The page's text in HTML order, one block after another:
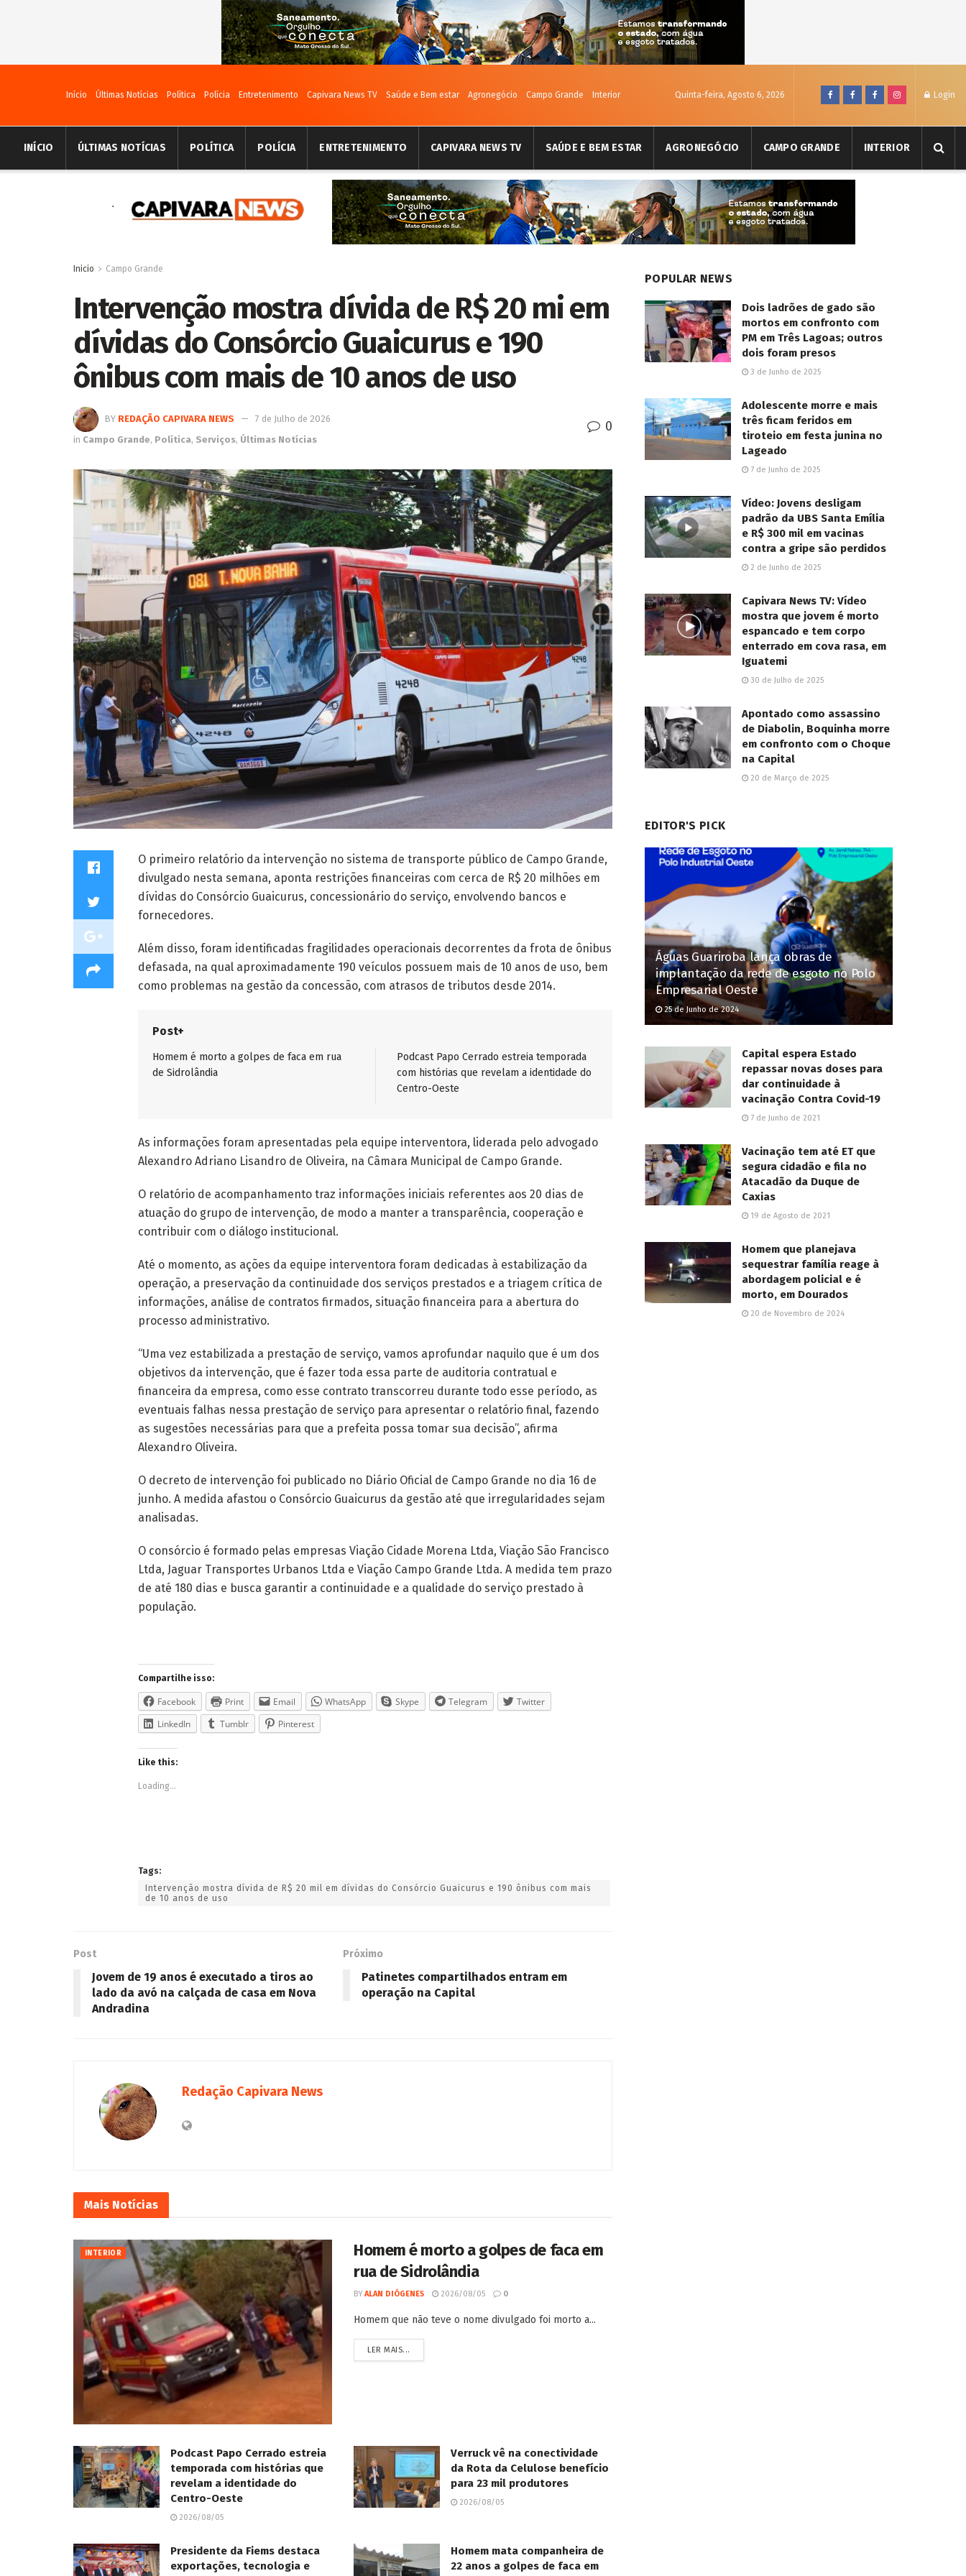
Início Últimas Notícias Política Polícia Entretenimento Capivara News TV Saúde e Bem estar Agronegócio Campo Grande Interior Quinta-feira, Agosto 6, 2026 Login
INÍCIO ÚLTIMAS NOTÍCIAS POLÍTICA POLÍCIA ENTRETENIMENTO CAPIVARA NEWS TV SAÚDE E BEM ESTAR AGRONEGÓCIO CAMPO GRANDE INTERIOR
Inicio Campo Grande
Intervenção mostra dívida de R$ 20 mi em
dívidas do Consórcio Guaicurus e 190
ônibus com mais de 10 anos de uso
BY REDAÇÃO CAPIVARA NEWS
7 de Julho de 2026
in Campo Grande, Política, Serviços, Últimas Notícias
0
O primeiro relatório da intervenção no sistema de transporte público de Campo Grande,
divulgado nesta semana, aponta restrições financeiras com cerca de R$ 20 milhões em
dívidas do Consórcio Guaicurus, concessionário do serviço, envolvendo bancos e
fornecedores.
Além disso, foram identificadas fragilidades operacionais decorrentes da frota de ônibus
defasada, na qual aproximadamente 190 veículos possuem mais de 10 anos de uso, bem
como problemas na gestão da concessão, com atrasos de tributos desde 2014.
Post+
Homem é morto a golpes de faca em rua
de Sidrolândia
Podcast Papo Cerrado estreia temporada
com histórias que revelam a identidade do
Centro-Oeste
As informações foram apresentadas pela equipe interventora, liderada pelo advogado
Alexandro Adriano Lisandro de Oliveira, na Câmara Municipal de Campo Grande.
O relatório de acompanhamento traz informações iniciais referentes aos 20 dias de
atuação do grupo de intervenção, de modo a manter a transparência, cooperação e
contribuir com o diálogo institucional.
Até o momento, as ações da equipe interventora foram dedicadas à estabilização da
operação, a preservação da continuidade dos serviços prestados e a triagem crítica de
informações, análise de contratos firmados, situação financeira para a abertura do
processo administrativo.
“Uma vez estabilizada a prestação de serviço, vamos aprofundar naquilo que é um dos
objetivos da intervenção, que é fazer toda essa parte de auditoria contratual e
financeira da empresa, como esse contrato transcorreu durante todo esse período, as
eventuais falhas nessa prestação de serviço para apresentar o relatório final, fazendo
as sugestões necessárias para que a prefeita possa tomar sua decisão”, afirma
Alexandro Oliveira.
O decreto de intervenção foi publicado no Diário Oficial de Campo Grande no dia 16 de
junho. A medida afastou o Consórcio Guaicurus da gestão até que irregularidades sejam
analisadas.
O consórcio é formado pelas empresas Viação Cidade Morena Ltda, Viação São Francisco
Ltda, Jaguar Transportes Urbanos Ltda e Viação Campo Grande Ltda. A medida tem prazo
de até 180 dias e busca garantir a continuidade e a qualidade do serviço prestado à
população.
Compartilhe isso:
Facebook Print Email WhatsApp Skype Telegram
Twitter
LinkedIn
Tumblr Pinterest
Like this:
Loading...
Tags:
Intervenção mostra dívida de R$ 20 mil em dívidas do Consórcio Guaicurus e 190 ônibus com mais
de 10 anos de uso
Post
Jovem de 19 anos é executado a tiros ao
lado da avó na calçada de casa em Nova
Andradina
Próximo
Patinetes compartilhados entram em
operação na Capital
Redação Capivara News
Mais Notícias
INTERIOR
Homem é morto a golpes de faca em
rua de Sidrolândia
BY ALAN DIÓGENES 2026/08/05 0
Homem que não teve o nome divulgado foi morto a...
LER MAIS...
Podcast Papo Cerrado estreia
temporada com histórias que
revelam a identidade do
Centro-Oeste
2026/08/05
Verruck vê na conectividade
da Rota da Celulose benefício
para 23 mil produtores
2026/08/05
Presidente da Fiems destaca
exportações, tecnologia e
Homem mata companheira de
22 anos a golpes de faca em
POPULAR NEWS
Dois ladrões de gado são
mortos em confronto com
PM em Três Lagoas; outros
dois foram presos
3 de Junho de 2025
Adolescente morre e mais
três ficam feridos em
tiroteio em festa junina no
Lageado
7 de Junho de 2025
Vídeo: Jovens desligam
padrão da UBS Santa Emília
e R$ 300 mil em vacinas
contra a gripe são perdidos
2 de Junho de 2025
Capivara News TV: Vídeo
mostra que jovem é morto
espancado e tem corpo
enterrado em cova rasa, em
Iguatemi
30 de Julho de 2025
Apontado como assassino
de Diabolin, Boquinha morre
em confronto com o Choque
na Capital
20 de Março de 2025
EDITOR'S PICK
Águas Guariroba lança obras de
implantação da rede de esgoto no Polo
Empresarial Oeste
25 de Junho de 2024
Capital espera Estado
repassar novas doses para
dar continuidade à
vacinação Contra Covid-19
7 de Junho de 2021
Vacinação tem até ET que
segura cidadão e fila no
Atacadão da Duque de
Caxias
19 de Agosto de 2021
Homem que planejava
sequestrar família reage à
abordagem policial e é
morto, em Dourados
20 de Novembro de 2024